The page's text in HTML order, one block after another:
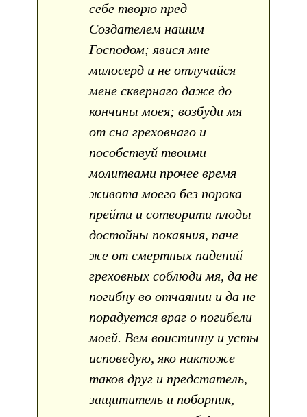
себе творю пред
Создателем нашим
Господом; явися мне
милосерд и не отлучайся
мене сквернаго даже до
кончины моея; возбуди мя
от сна греховнаго и
пособствуй твоими
молитвами прочее время
живота моего без порока
прейти и сотворити плоды
достойны покаяния, паче
же от смертных падений
греховных соблюди мя, да не
погибну во отчаянии и да не
порадуется враг о погибели
моей. Вем воистинну и усты
исповедую, яко никтоже
таков друг и предстатель,
защититель и поборник,